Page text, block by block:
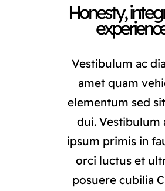
Honesty,
Vestibulum ac
amet quam
elementum sed
dui. Vestibulum
ipsum primis in
orci luctus et
posuere cubilia